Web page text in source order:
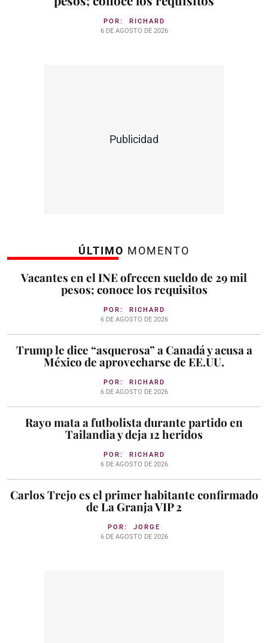
POR: RICHARD
6 DE AGOSTO DE 2026
Publicidad
ÚLTIMO MOMENTO
Vacantes en el INE ofrecen sueldo de 29 mil
pesos; conoce los requisitos
POR: RICHARD
6 DE AGOSTO DE 2026
Trump le dice “asquerosa” a Canadá y acusa a
México de aprovecharse de EE.UU.
POR: RICHARD
6 DE AGOSTO DE 2026
Rayo mata a futbolista durante partido en
Tailandia y deja 12 heridos
POR: RICHARD
6 DE AGOSTO DE 2026
Carlos Trejo es el primer habitante confirmado
de La Granja VIP 2
POR: JORGE
6 DE AGOSTO DE 2026